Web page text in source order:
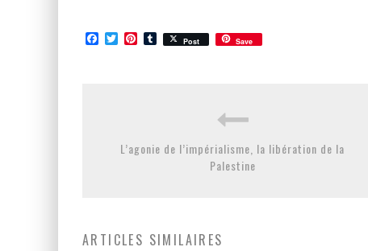
Facebook
TwitterPinterest
Tumblr
Post Save
L’agonie de l’impérialisme, la libération de la
Palestine
ARTICLES SIMILAIRES